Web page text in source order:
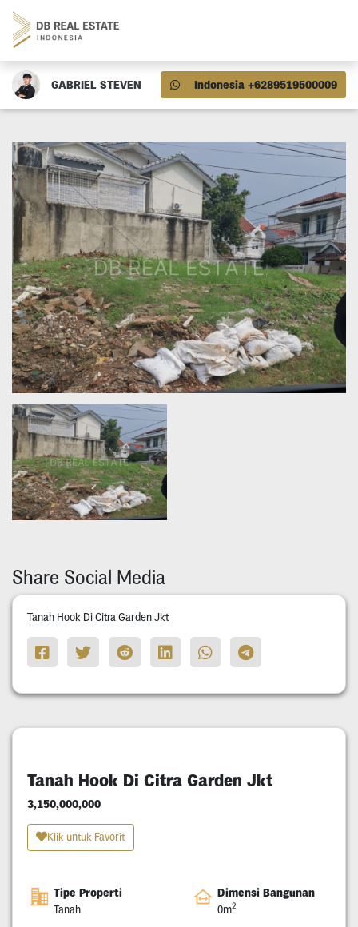
GABRIEL STEVEN Indonesia +6289519500009
Share Social Media
Tanah Hook Di Citra Garden Jkt
Tanah Hook Di Citra Garden Jkt
3,150,000,000
Klik untuk Favorit
Tipe Properti
Tanah
Dimensi Bangunan
0m2